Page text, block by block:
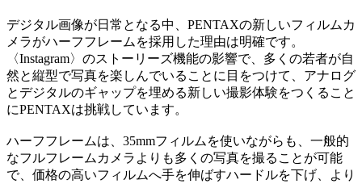
デジタル画像が日常となる中、PENTAXの新しいフィルムカ
メラがハーフフレームを採用した理由は明確です。
〈Instagram〉のストーリーズ機能の影響で、多くの若者が自
然と縦型で写真を楽しんでいることに目をつけて、アナログ
とデジタルのギャップを埋める新しい撮影体験をつくること
にPENTAXは挑戦しています。
ハーフフレームは、35mmフィルムを使いながらも、一般的
なフルフレームカメラよりも多くの写真を撮ることが可能
で、価格の高いフィルムへ手を伸ばすハードルを下げ、より